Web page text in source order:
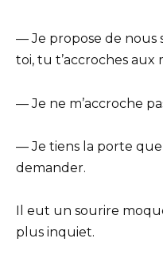
— Je propose de nous
toi, tu t’accroches aux
— Je ne m’accroche
— Je tiens la porte que
demander.
Il eut un sourire
plus inquiet.